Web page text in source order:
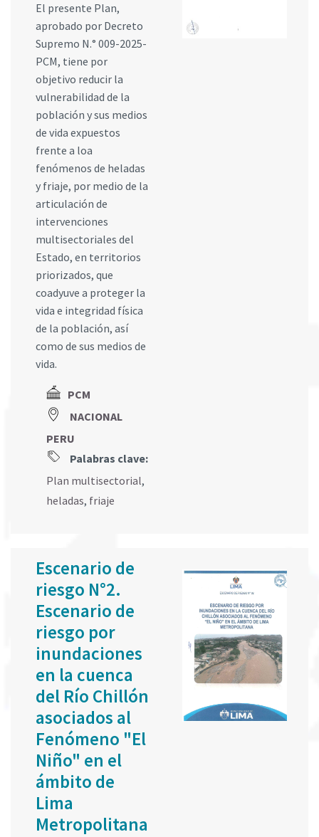
El presente Plan,
aprobado por Decreto
Supremo N.° 009-2025-
PCM, tiene por
objetivo reducir la
vulnerabilidad de la
población y sus medios
de vida expuestos
frente a loa
fenómenos de heladas
y friaje, por medio de la
articulación de
intervenciones
multisectoriales del
Estado, en territorios
priorizados, que
coadyuve a proteger la
vida e integridad física
de la población, así
como de sus medios de
vida.
PCM
NACIONAL
PERU
Palabras clave:
Plan multisectorial,
heladas, friaje
Escenario de
riesgo N°2.
Escenario de
riesgo por
inundaciones
en la cuenca
del Río Chillón
asociados al
Fenómeno "El
Niño" en el
ámbito de
Lima
Metropolitana